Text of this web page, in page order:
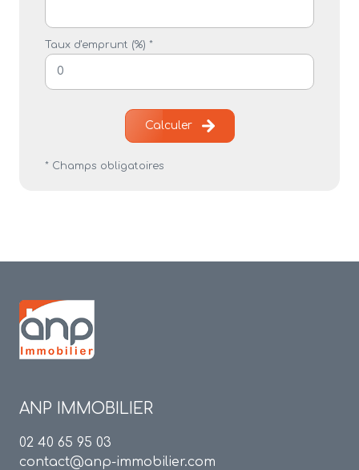
Taux d'emprunt (%) *
Calculer
* Champs obligatoires
ANP IMMOBILIER
02 40 65 95 03
contact@anp-immobilier.com